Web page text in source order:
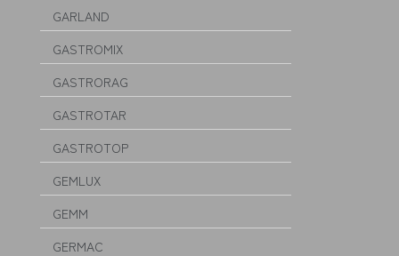
GARLAND
GASTROMIX
GASTRORAG
GASTROTAR
GASTROTOP
GEMLUX
GEMM
GERMAC